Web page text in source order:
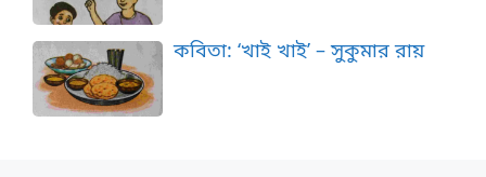
কবিতা: ‘খাই খাই’ – সুকুমার রায়